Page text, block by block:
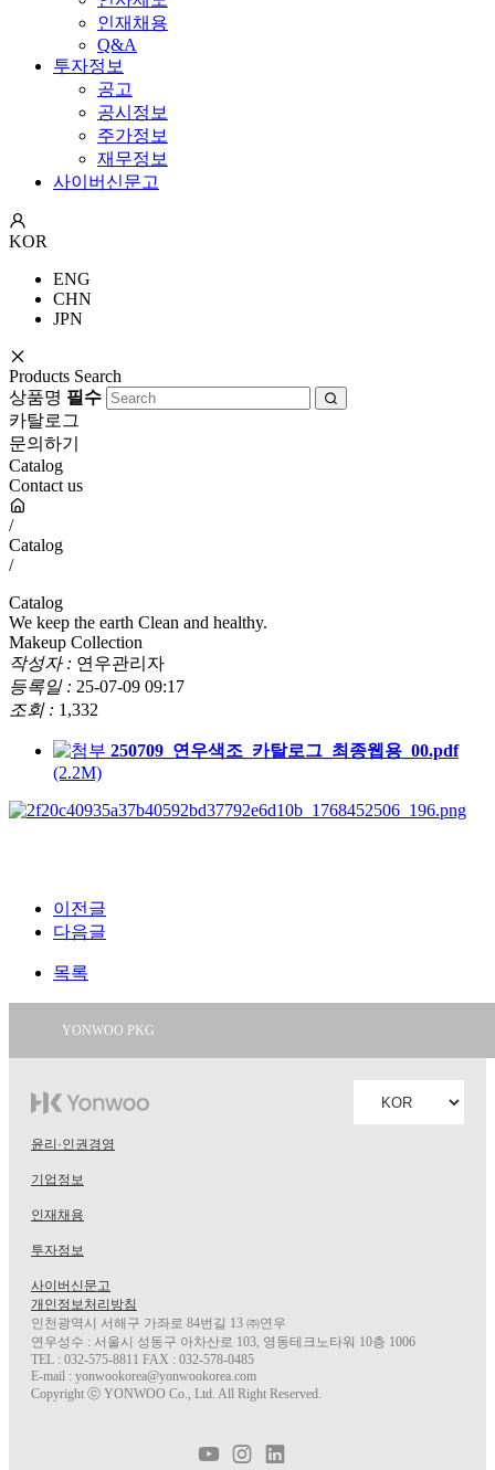
인재채용
Q&A
투자정보
공고
공시정보
주가정보
재무정보
사이버신문고
KOR
ENG
CHN
JPN
Products Search
상품명 필수
카탈로그
문의하기
Catalog
Contact us
/
Catalog
/
Catalog
We keep the earth Clean and healthy.
Makeup Collection
작성자 : 연우관리자
등록일 : 25-07-09 09:17
조회 : 1,332
250709_연우색조_카탈로그_최종웹용_00.pdf
(2.2M)
이전글
다음글
목록
YONWOO PKG
IMPORTLIMITED
AROMATIC
윤리·인권경영
기업정보
인재채용
투자정보
사이버신문고
개인정보처리방침
인천광역시 서해구 가좌로 84번길 13 ㈜연우
연우성수 : 서울시 성동구 아차산로 103, 영동테크노타워 10층 1006
TEL : 032-575-8811 FAX : 032-578-0485
E-mail : yonwookorea@yonwookorea.com
Copyright ⓒ YONWOO Co., Ltd. All Right Reserved.